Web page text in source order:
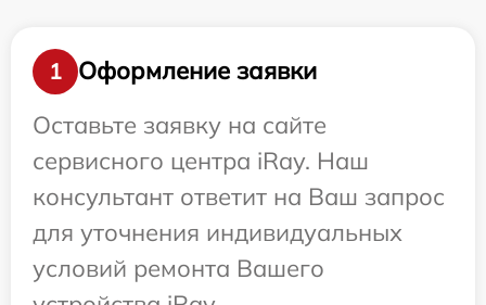
1
Оформление заявки
Оставьте заявку на сайте
сервисного центра iRay. Наш
консультант ответит на Ваш запрос
для уточнения индивидуальных
условий ремонта Вашего